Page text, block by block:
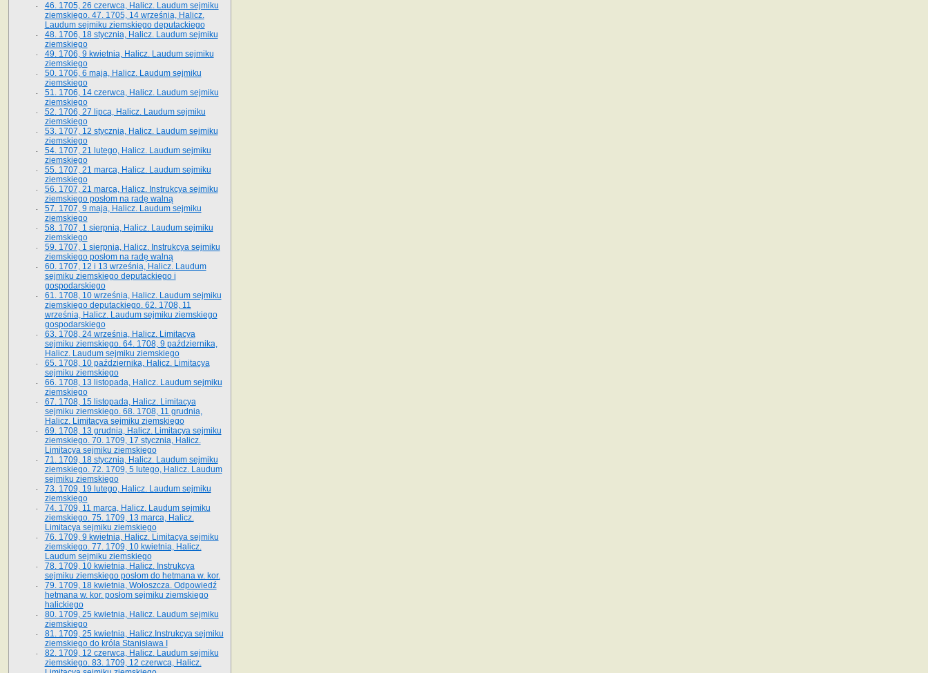
46. 1705, 26 czerwca, Halicz. Laudum sejmiku
ziemskiego. 47. 1705, 14 września, Halicz.
Laudum sejmiku ziemskiego deputackiego
48. 1706, 18 stycznia, Halicz. Laudum sejmiku
ziemskiego
49. 1706, 9 kwietnia, Halicz. Laudum sejmiku
ziemskiego
50. 1706, 6 maja, Halicz. Laudum sejmiku
ziemskiego
51. 1706, 14 czerwca, Halicz. Laudum sejmiku
ziemskiego
52. 1706, 27 lipca, Halicz. Laudum sejmiku
ziemskiego
53. 1707, 12 stycznia, Halicz. Laudum sejmiku
ziemskiego
54. 1707, 21 lutego, Halicz. Laudum sejmiku
ziemskiego
55. 1707, 21 marca, Halicz. Laudum sejmiku
ziemskiego
56. 1707, 21 marca, Halicz. Instrukcya sejmiku
ziemskiego posłom na radę walną
57. 1707, 9 maja, Halicz. Laudum sejmiku
ziemskiego
58. 1707, 1 sierpnia, Halicz. Laudum sejmiku
ziemskiego
59. 1707, 1 sierpnia, Halicz. Instrukcya sejmiku
ziemskiego posłom na radę walną
60. 1707, 12 i 13 września, Halicz. Laudum
sejmiku ziemskiego deputackiego i
gospodarskiego
61. 1708, 10 września, Halicz. Laudum sejmiku
ziemskiego deputackiego. 62. 1708, 11
września, Halicz. Laudum sejmiku ziemskiego
gospodarskiego
63. 1708, 24 września, Halicz. Limitacya
sejmiku ziemskiego. 64. 1708, 9 października,
Halicz. Laudum sejmiku ziemskiego
65­. 1708, 10 października, Halicz. Limitacya
sejmiku ziemskiego
66. 1708, 13 listopada, Halicz. Laudum sejmiku
ziemskiego
67. 1708, 15 listopada, Halicz. Limitacya
sejmiku ziemskiego. 68. 1708, 11 grudnia,
Halicz. Limitacya sejmiku ziemskiego
69. 1708, 13 grudnia, Halicz. Limitacya sejmiku
ziemskiego. 70. 1709, 17 stycznia, Halicz.
Limitacya sejmiku ziemskiego
71. 1709, 18 stycznia, Halicz. Laudum sejmiku
ziemskiego. 72. 1709, 5 lutego, Halicz. Laudum
sejmiku ziemskiego
73. 1709, 19 lutego, Halicz. Laudum sejmiku
ziemskiego
74. 1709, 11 marca, Halicz. Laudum sejmiku
ziemskiego. 75. 1709, 13 marca, Halicz.
Limitacya sejmiku ziemskiego
76. 1709, 9 kwietnia, Halicz. Limitacya sejmiku
ziemskiego. 77. 1709, 10 kwietnia, Halicz.
Laudum sejmiku ziemskiego
78. 1709, 10 kwietnia, Halicz. Instrukcya
sejmiku ziemskiego posłom do hetmana w. kor.
79. 1709, 18 kwietnia, Wołoszcza. Odpowiedź
hetmana w. kor. posłom sejmiku ziemskiego
halickiego
80. 1709, 25 kwietnia, Halicz. Laudum sejmiku
ziemskiego
81. 1709, 25 kwietnia, Halicz.Instrukcya sejmiku
ziemskiego do króla Stanisława I
82. 1709, 12 czerwca, Halicz. Laudum sejmiku
ziemskiego. 83. 1709, 12 czerwca, Halicz.